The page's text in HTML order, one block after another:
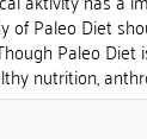
of Paleo Diet
Paleo
nutrition,